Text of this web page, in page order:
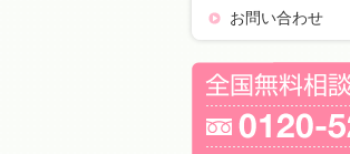
お問い合わせ